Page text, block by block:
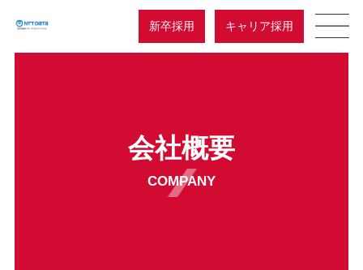
新卒採用 キャリア採用
会社概要
COMPANY